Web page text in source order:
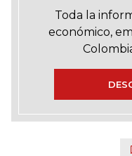
Toda la
económico,